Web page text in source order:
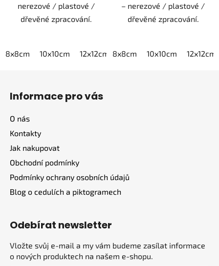
nerezové / plastové /
dřevěné zpracování.
8x8cm 10x10cm 12x12cm 15x15cm 20x20cm
– nerezové / plastové /
dřevěné zpracování.
8x8cm 10x10cm 12x12cm
Informace pro vás
O nás
Kontakty
Jak nakupovat
Obchodní podmínky
Podmínky ochrany osobních údajů
Blog o cedulích a piktogramech
Odebírat newsletter
Vložte svůj e-mail a my vám budeme zasílat informace
o nových produktech na našem e-shopu.